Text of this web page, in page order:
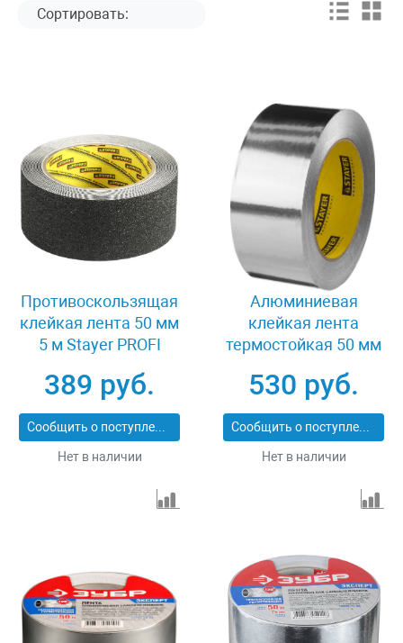
Противоскользящая
клейкая лента 50 мм
5 м Stayer PROFI
389 руб.
Сообщить о поступлении
Нет в наличии
Алюминиевая
клейкая лента
термостойкая 50 мм
Professional 12268-50-
50
530 руб.
Сообщить о поступлении
Нет в наличии